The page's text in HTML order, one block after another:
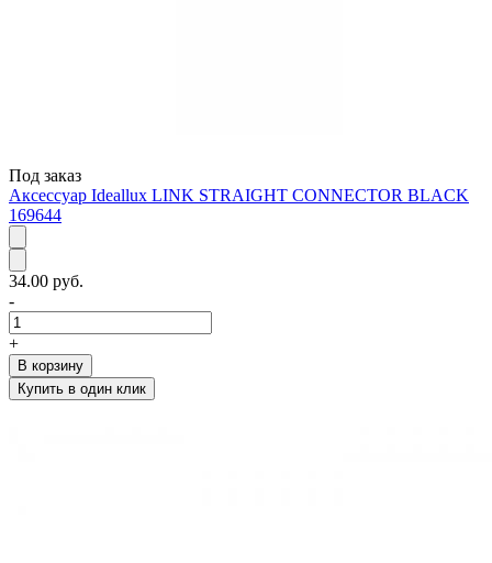
Под заказ
Аксессуар Ideallux LINK STRAIGHT CONNECTOR BLACK
169644
34.00 руб.
-
+
В корзину
Купить в один клик